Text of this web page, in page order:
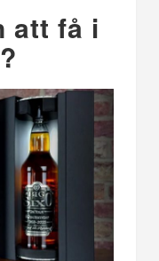
att få i